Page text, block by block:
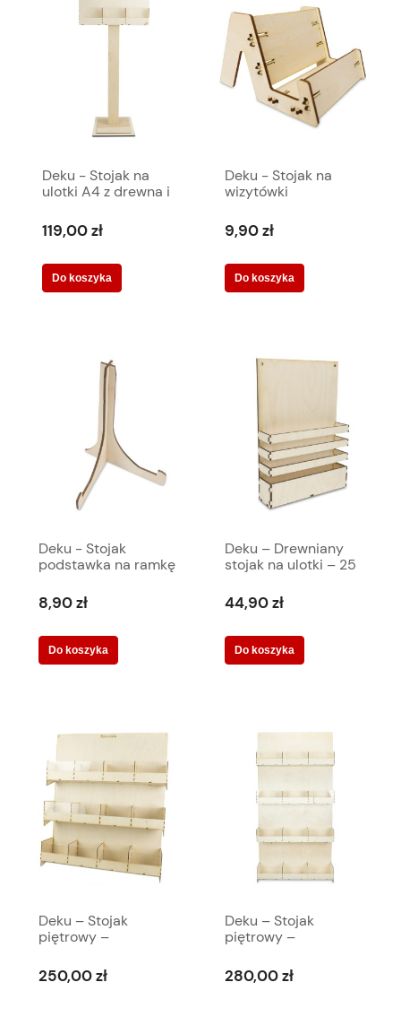
Deku - Stojak na
ulotki A4 z drewna i
nodze (3) 100x48
cm 570009
119,00 zł
Do koszyka
Deku - Stojak na
wizytówki
cm
9,90 zł
Do koszyka
Deku - Stojak
podstawka na ramkę
notatki 000101
8,90 zł
Do koszyka
Deku – Drewniany
stojak na ulotki – 25
000184
44,90 zł
Do koszyka
Deku – Stojak
piętrowy –
74,3 cm 570139
250,00 zł
Deku – Stojak
piętrowy –
120 x 80 cm
570139a
280,00 zł